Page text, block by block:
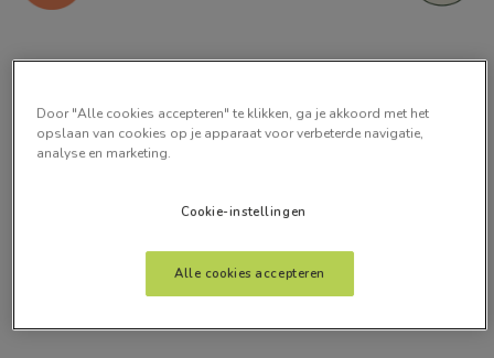
Gratis kleurstalen
Door "Alle cookies accepteren" te klikken, ga je akkoord met het
opslaan van cookies op je apparaat voor verbeterde navigatie,
analyse en marketing.
Cookie-instellingen
Alle cookies accepteren